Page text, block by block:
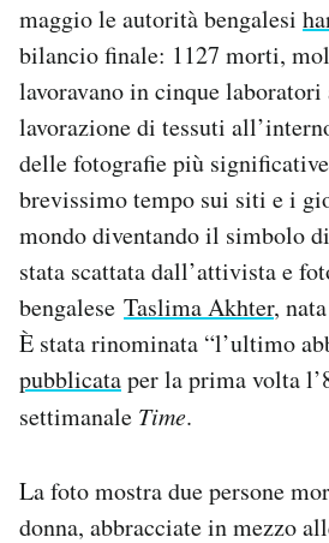
AREA PERSONALE
Notifiche mobile
Regala il Post
Hai bisogno di aiuto?
Esci
maggio le autorità bengalesi
bilancio finale: 1127 morti,
lavoravano in cinque
lavorazione di tessuti
delle fotografie più
brevissimo tempo sui siti e i
mondo diventando il simbolo
stata scattata dall’attivista e
bengalese Taslima Akhter,
È stata rinominata “l’ultimo
pubblicataper la prima volta
settimanale Time.
La foto mostra due persone
donna, abbracciate in mezzo